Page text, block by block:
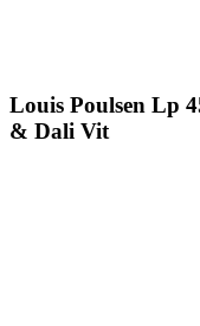
Louis Poulsen Lp
& Dali Vit